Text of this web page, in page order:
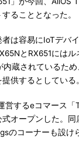
ることとなった。
は容易にIoTデバ
とRX651には
内蔵されているた
供するとしている。
するeコマース「
オープンした。
のコーナーも設け